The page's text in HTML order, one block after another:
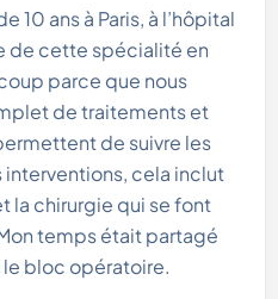
10 ans à Paris, à l’hôpital
de cette spécialité en
parce que nous
de traitements et
de suivre les
interventions, cela inclut
la chirurgie qui se font
temps était partagé
bloc opératoire.